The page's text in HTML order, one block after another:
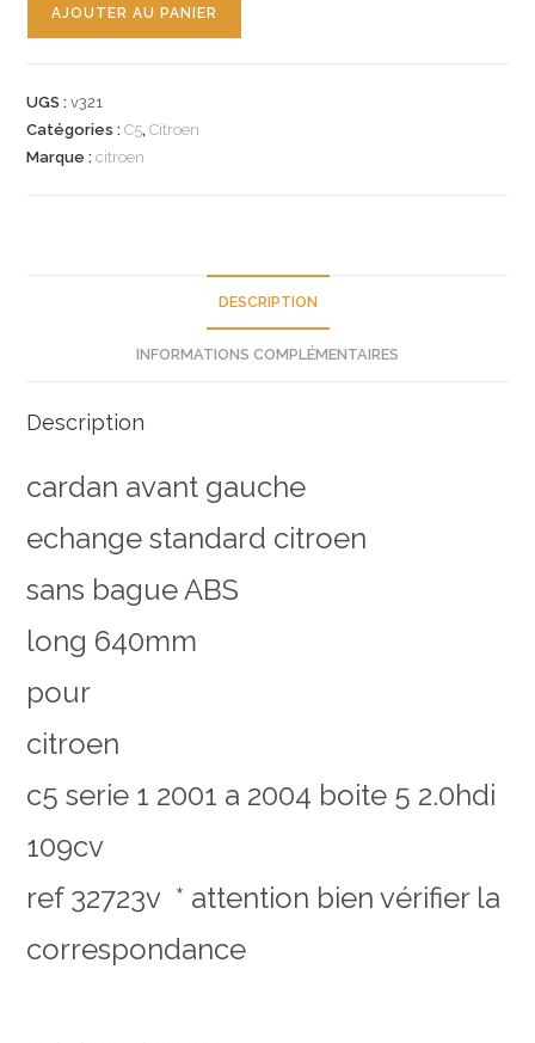
gauche
citroen
AJOUTER AU PANIER
UGS :v321
Catégories :C5,Citroen
Marque :citroen
DESCRIPTION
INFORMATIONS COMPLÉMENTAIRES
Description
cardan avant gauche
echange standard citroen
sans bague ABS
long 640mm
pour
citroen
c5 serie 1 2001 a 2004 boite 5 2.0hdi
109cv
ref 32723v * attention bien vérifier la
correspondance